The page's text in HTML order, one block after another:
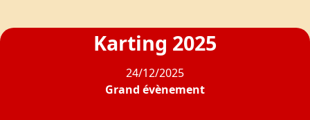
Karting 2025
24/12/2025
Grand évènement